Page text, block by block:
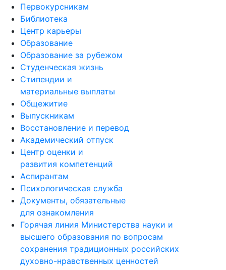
Первокурсникам
Библиотека
Центр карьеры
Образование
Образование за рубежом
Студенческая жизнь
Стипендии и
материальные выплаты
Общежитие
Выпускникам
Восстановление и перевод
Академический отпуск
Центр оценки и
развития компетенций
Аспирантам
Психологическая служба
Документы, обязательные
для ознакомления
Горячая линия Министерства науки и
высшего образования по вопросам
сохранения традиционных российских
духовно-нравственных ценностей